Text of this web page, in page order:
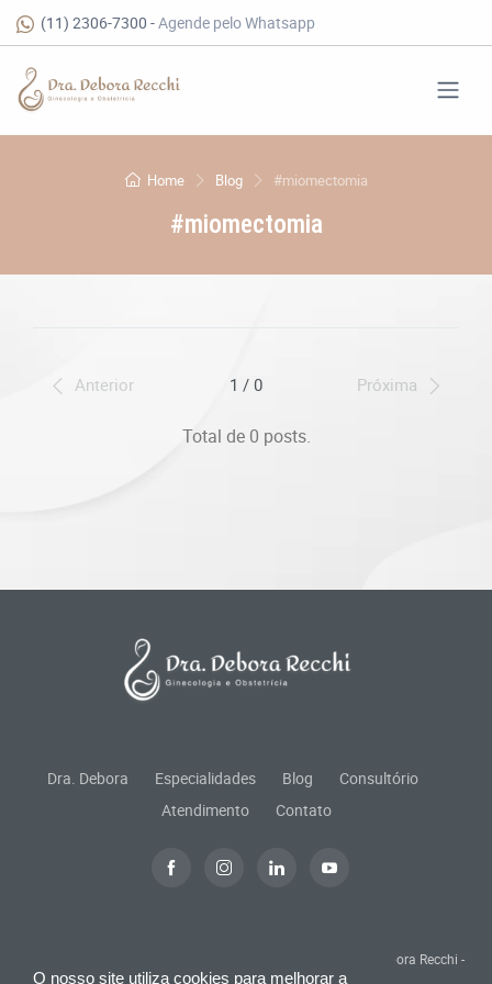
O nosso site utiliza cookies para melhorar a
(11) 2306-7300 -Agende pelo Whatsapp
Home Blog #miomectomia
#miomectomia
Anterior 1 / 0 Próxima
Total de 0 posts.
Dra. Debora Especialidades Blog
Consultório
Atendimento
Contato
© Todos os direitos reservados. Responsável Técnico: Dra. Debora Recchi -
CRM 134832 SP - RQE 58570